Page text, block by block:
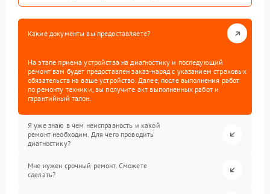
Какие документы вы предоставляете?
На этапе приема устройства на диагностику и последующий
ремонт вам будет предоставлен заказ-наряд с указанием страховых
обязательств на ваше устройство. Далее, после выполнения работ
по ремонту техники, вы получите акт выполненных работ и
гарантийный талон.
Я уже знаю в чем неисправность и какой
ремонт необходим. Для чего проводить
диагностику?
Мне нужен срочный ремонт. Сможете
сделать?